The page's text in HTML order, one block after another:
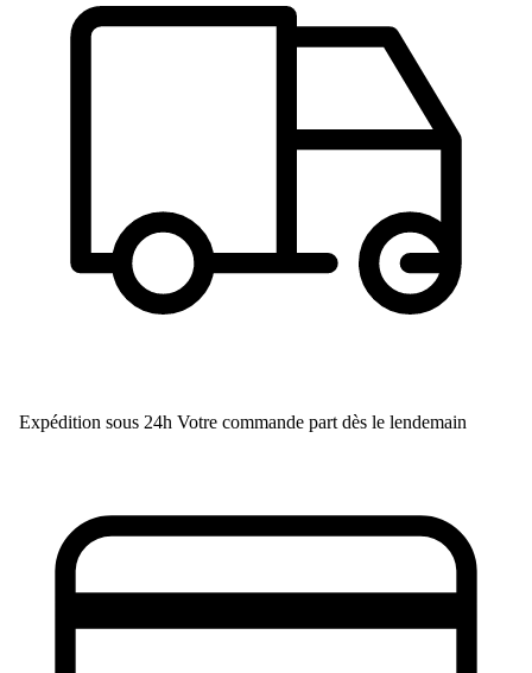
Expédition sous 24h Votre commande part dès le lendemain